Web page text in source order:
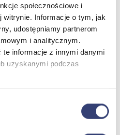
społecznościowe i
witrynie. Informacje o tym, jak
udostępniamy partnerom
i analitycznym.
te informacje z innymi danymi
uzyskanymi podczas